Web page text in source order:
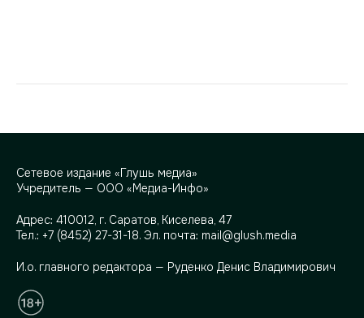
Сетевое издание «Глушь медиа»
Учредитель — ООО «Медиа-Инфо»
Адрес: 410012, г. Саратов, Киселева, 47
Тел.: +7 (8452) 27-31-18. Эл. почта: mail@glush.media
И.о. главного редактора — Руденко Денис Владимирович